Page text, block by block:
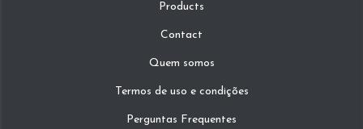
Products
Contact
Quem somos
Termos de uso e condições
Perguntas Frequentes